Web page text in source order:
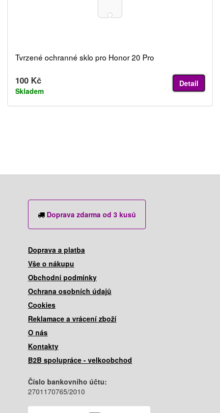
Tvrzené ochranné sklo pro Honor 20 Pro
100 Kč
Skladem
Detail
Doprava zdarma od 3 kusů
Doprava a platba
Vše o nákupu
Obchodní podmínky
Ochrana osobních údajů
Cookies
Reklamace a vrácení zboží
O nás
Kontakty
B2B spolupráce - velkoobchod
Číslo bankovního účtu:
2701170765/2010